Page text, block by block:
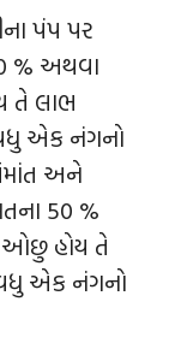
પંપ પર
% અથવા
તે લાભ
એક નંગનો
અને
50 %
ઓછુ હોય તે
એક નંગનો